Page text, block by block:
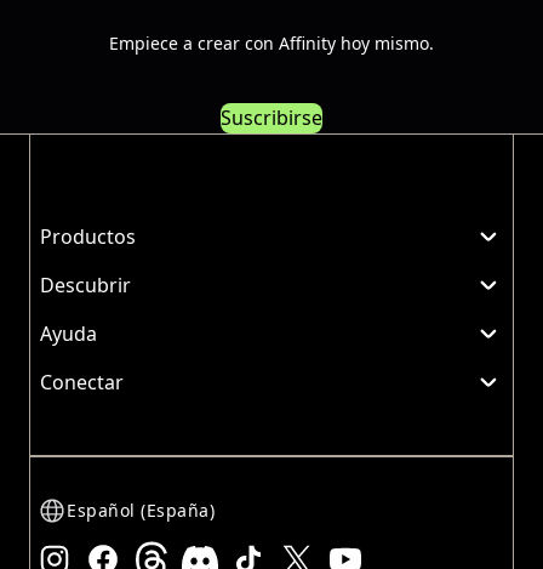
Empiece a crear con Affinity hoy mismo.
Suscribirse
Productos
Descubrir
Ayuda
Conectar
Español (España)
Instagram Facebook Threads Discord TikTok